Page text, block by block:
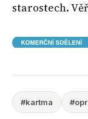
starostech.
#kartma